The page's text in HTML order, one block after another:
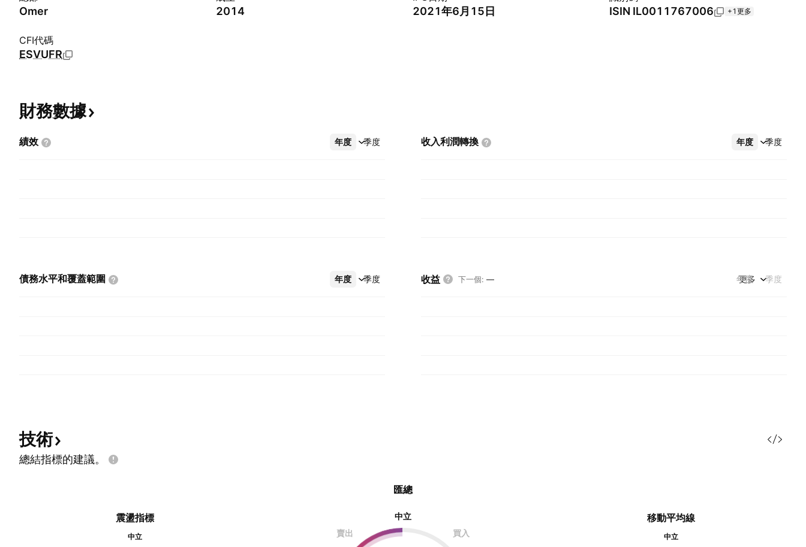
Omer 2014 2021年6月15日 ISIN IL0011767006 +1更多
CFI代碼
ESVUFR
財務數據
績效 年度 季度
更多 收入利潤轉換 年度 季度
更多
債務水平和覆蓋範圍 年度 季度
更多 收益 下一個: — 年度 季度
更多
技術
總結指標的建議。
震盪指標
中立
匯總
中立
賣出
買入
移動平均線
中立